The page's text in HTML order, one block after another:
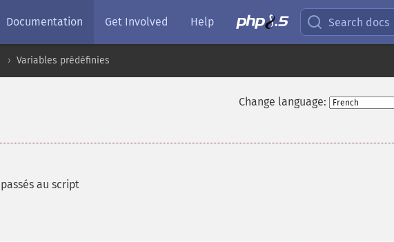
Documentation Get Involved Help Search docs
Variables prédéfinies
Change language:
au script